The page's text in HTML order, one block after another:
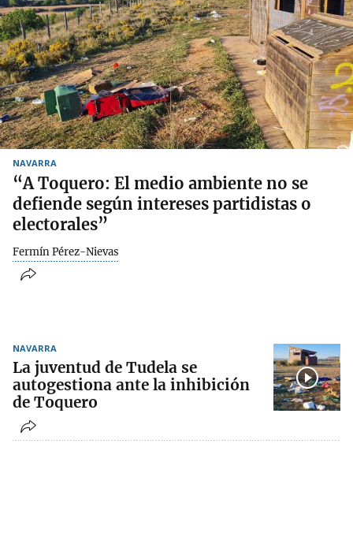
NAVARRA
“A Toquero: El medio ambiente no se
defiende según intereses partidistas o
electorales”
Fermín Pérez-Nievas
NAVARRA
La juventud de Tudela se
autogestiona ante la inhibición
de Toquero